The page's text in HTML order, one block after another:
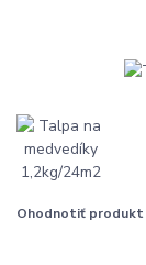
Ohodnotiť produkt